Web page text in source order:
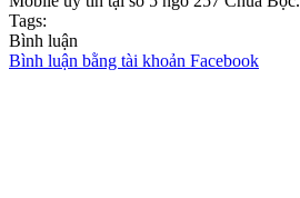
Tags:
Bình luận
Bình luận bằng tài khoản Facebook